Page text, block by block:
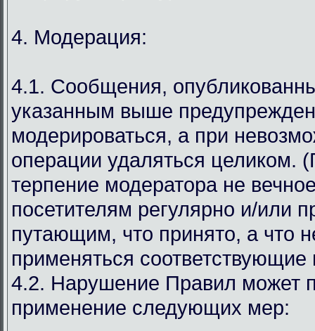
4. Модерация:
4.1. Сообщения,
указанным выше
модерироваться, а при
операции удаляться целиком.
терпение модератора не
посетителям регулярно и/или
путающим, что принято, а что
применяться
4.2. Нарушение Правил может
применение следующих мер: